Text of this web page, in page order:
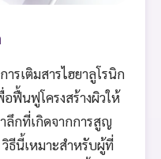
ารเติมสารไฮยาลูโรนิก
อฟื้นฟูโครงสร้างผิวให้
กที่เกิดจากการสูญ
ธีนี้เหมาะสำหรับผู้ที่